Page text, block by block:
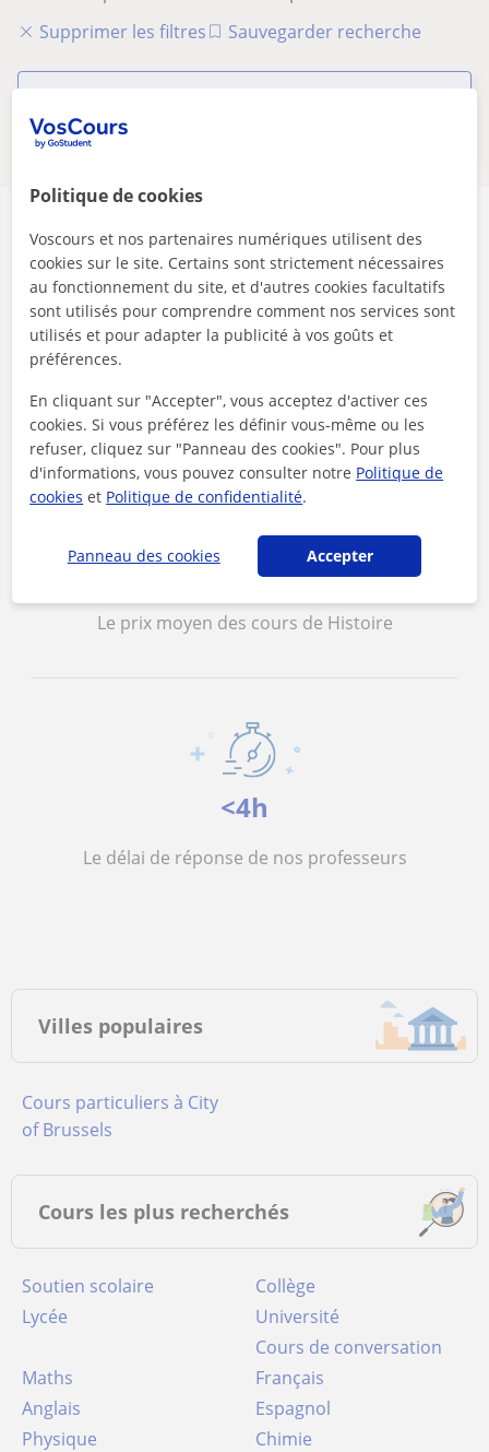
Supprimer les filtres
Sauvegarder recherche
pourraient aussi vous intéresser
Sécurité
Contactez les enseignants via notre service de
13 €/h
Le prix moyen des cours de Histoire
<4h
Le délai de réponse de nos professeurs
Villes populaires
Cours particuliers à City
of Brussels
Cours les plus recherchés
Soutien scolaire
Collège
Lycée
Université
Cours de conversation
Maths
Français
Anglais
Espagnol
Physique
Chimie
Politique de cookies
Voscours et nos partenaires numériques utilisent des
cookies sur le site. Certains sont strictement nécessaires
au fonctionnement du site, et d'autres cookies facultatifs
sont utilisés pour comprendre comment nos services sont
utilisés et pour adapter la publicité à vos goûts et
préférences.
En cliquant sur "Accepter", vous acceptez d'activer ces
cookies. Si vous préférez les définir vous-même ou les
refuser, cliquez sur "Panneau des cookies". Pour plus
d'informations, vous pouvez consulter notre Politique de
cookies et Politique de confidentialité.
Panneau des cookies Accepter